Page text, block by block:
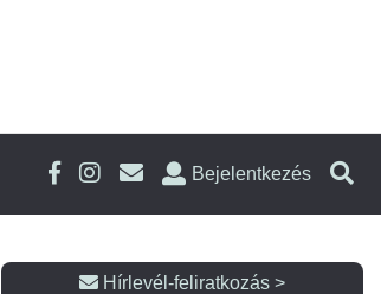
Bejelentkezés
Hírlevél-feliratkozás >